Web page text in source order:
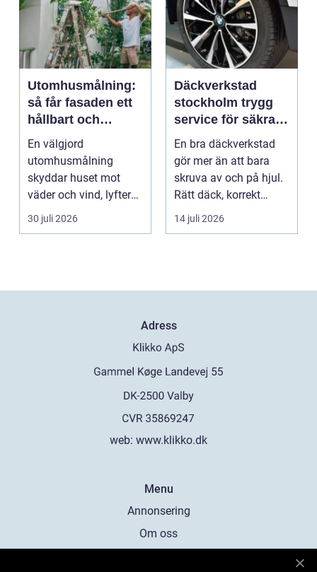
Utomhusmålning:
så får fasaden ett
hållbart och
vackert resultat
En välgjord
utomhusmålning
skyddar huset mot
väder och vind, lyfter
helhetsintrycket...
30 juli 2026
Däckverkstad
stockholm trygg
service för säkra
mil året runt
En bra däckverkstad
gör mer än att bara
skruva av och på hjul.
Rätt däck, korrekt
montering och rege...
14 juli 2026
Adress
web: www.klikko.dk
Menu
Annonsering
Om oss